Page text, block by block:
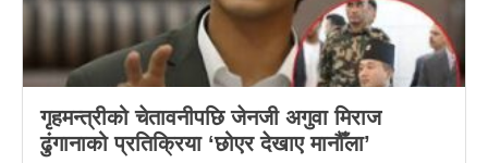
गृहमन्त्रीको चेतावनीपछि जेनजी अगुवा मिराज
ढुंगानाको प्रतिक्रिया ‘छोएर देखाए मानौँला’